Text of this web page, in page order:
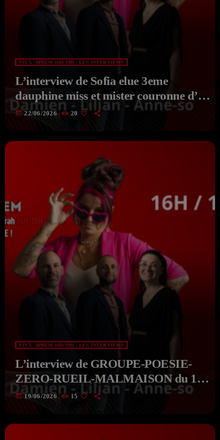
VIV'L'APREM 16H/19H - LES INTERVIEWS
L’interview de Sofia elue 3eme
dauphine miss et mister couronne d’or
Picardie 2026 du 22-06-2026 de
today 22/06/2026 20
VIV'L'APREM 16H/19H - LES INTERVIEWS
L’interview de GROUPE-POESIE-
ZERO-RUEIL-MALMAISON du 19-
06-2026 de VIV’APREM Avec
today 19/06/2026 15